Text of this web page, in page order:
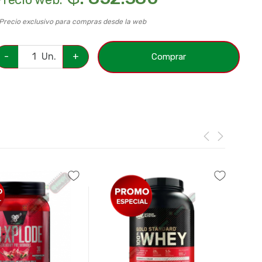
exclusivo para compras desde la web
- Un. + Comprar